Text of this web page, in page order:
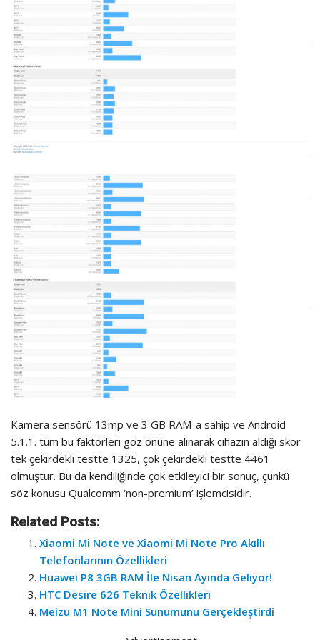
Kamera sensörü 13mp ve 3 GB RAM-a sahip ve Android
5.1.1. tüm bu faktörleri göz önüne alınarak cihazın aldığı skor
tek çekirdekli testte 1325, çok çekirdekli testte 4461
olmuştur. Bu da kendiliğinde çok etkileyici bir sonuç, çünkü
söz konusu Qualcomm ‘non-premium’ işlemcisidir.
Related Posts:
Xiaomi Mi Note ve Xiaomi Mi Note Pro Akıllı
Telefonlarının Özellikleri
Huawei P8 3GB RAM İle Nisan Ayında Geliyor!
HTC Desire 626 Teknik Özellikleri
Meizu M1 Note Mini Sunumunu Gerçekleştirdi